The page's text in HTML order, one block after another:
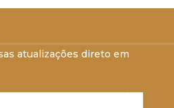
atualizações direto em